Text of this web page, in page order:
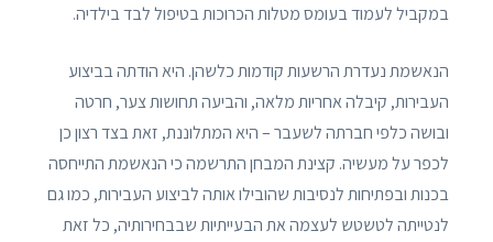
במקביל לעמוד בעומס מטלות הכרוכות בטיפול לבד בילדיה.
הנאשמת נעדרת הרשעות קודמות כלשהן. היא הודתה בביצוע
העבירות, קיבלה אחריות מלאה, והביעה תחושות צער, חרטה
ובושה כלפי חברתה לשעבר – היא המתלוננת, זאת בצד רצון כן
לכפר על מעשיה. קצינת המבחן התרשמה כי הנאשמת התייחסה
בכנות ובפתיחות לנסיבות שהובילו אותה לביצוע העבירות, כמו גם
לנטייתה לטשטש לעצמה את הבעייתיות שבבחירותיה, כל זאת